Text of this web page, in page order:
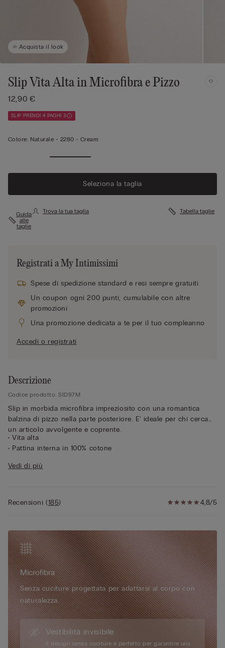
Acquista il look
Slip Vita Alta in Microfibra e Pizzo
12,90 €
SLIP PRENDI 4 PAGHI 3
Colore: Naturale - 2280 - Cream
Seleziona la taglia
Guida
alle
taglie
Trova la tua taglia Tabella taglie
Registrati a My Intimissimi
Spese di spedizione standard e resi sempre gratuiti
Un coupon ogni 200 punti, cumulabile con altre
promozioni
Una promozione dedicata a te per il tuo compleanno
Accedi o registrati
Descrizione
Codice prodotto: SID97M
Slip in morbida microfibra impreziosito con una romantica
balzina di pizzo nella parte posteriore. E' ideale per chi cerca
un articolo avvolgente e coprente.
• Vita alta
• Pattina interna in 100% cotone
• La modella è alta 175 cm e indossa la taglia 2 / S
Pizzo
floreali. Ha un tocco morbido e sensuale sulla pelle e un look
elegante e romantico.
Sostenibilità
Il pizzo contiene una fibra di poliammide degradabile riciclabile
al 100% che può essere smaltita 10 volte più velocemente
rispetto alla poliammide tradizionale.
Vedi di più
4,8/5
Recensioni(185)
Microfibra
Senza cuciture progettata per adattarsi al corpo con
naturalezza.
Vestibilità invisibile
Il design senza cuciture è perfetto per garantire una